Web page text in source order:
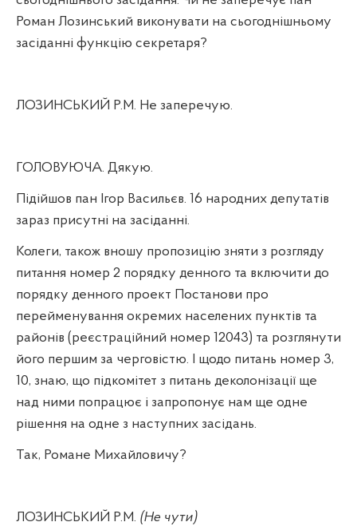
Роман Лозинський виконувати на сьогоднішньому
засіданні функцію секретаря?
ЛОЗИНСЬКИЙ Р.М. Не заперечую.
ГОЛОВУЮЧА. Дякую.
Підійшов пан Ігор Васильєв. 16 народних депутатів
зараз присутні на засіданні.
Колеги, також вношу пропозицію зняти з розгляду
питання номер 2 порядку денного та включити до
порядку денного проект Постанови про
перейменування окремих населених пунктів та
районів (реєстраційний номер 12043) та розглянути
його першим за черговістю. І щодо питань номер 3,
10, знаю, що підкомітет з питань деколонізації ще
над ними попрацює і запропонує нам ще одне
рішення на одне з наступних засідань.
Так, Романе Михайловичу?
ЛОЗИНСЬКИЙ Р.М. (Не чути)